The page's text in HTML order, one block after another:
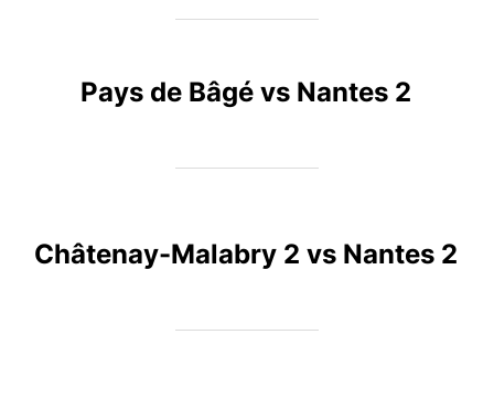
Pays de Bâgé vs Nantes 2
Châtenay-Malabry 2 vs Nantes 2